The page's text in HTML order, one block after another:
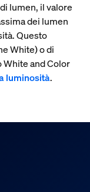
lumen, il valore
dei lumen
Questo
White) o di
and Color
luminosità.